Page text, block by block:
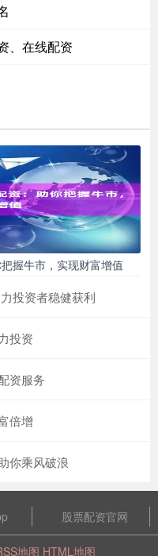
、在线配资
握牛市，实现财富增值
投资者稳健获利
投资
资服务
倍增
你乘风破浪
股票配资官网
地图 HTML地图